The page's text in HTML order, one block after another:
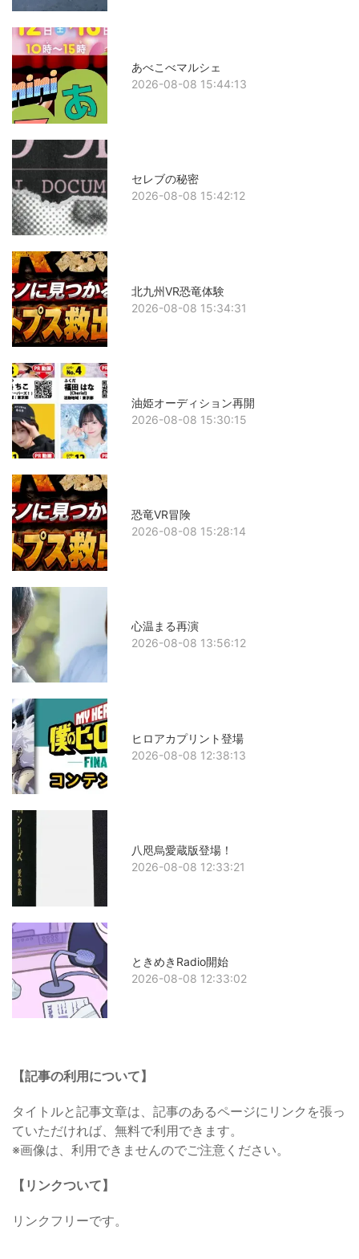
あべこべマルシェ
2026-08-08 15:44:13
セレブの秘密
2026-08-08 15:42:12
北九州VR恐竜体験
2026-08-08 15:34:31
油姫オーディション再開
2026-08-08 15:30:15
恐竜VR冒険
2026-08-08 15:28:14
心温まる再演
2026-08-08 13:56:12
ヒロアカプリント登場
2026-08-08 12:38:13
八咫烏愛蔵版登場！
2026-08-08 12:33:21
ときめきRadio開始
2026-08-08 12:33:02
【記事の利用について】
タイトルと記事文章は、記事のあるページにリンクを張っ
ていただければ、無料で利用できます。
※画像は、利用できませんのでご注意ください。
【リンクついて】
リンクフリーです。